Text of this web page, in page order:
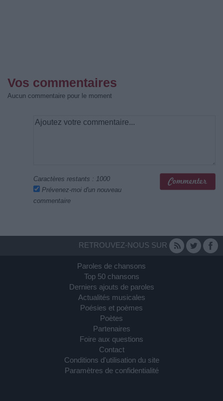
Vos commentaires
Aucun commentaire pour le moment
Caractères restants : 1000
Prévenez-moi d'un nouveau
commentaire
RETROUVEZ-NOUS SUR
Paroles de chansons
Top 50 chansons
Derniers ajouts de paroles
Actualités musicales
Poésies et poèmes
Poètes
Partenaires
Foire aux questions
Contact
Conditions d'utilisation du site
Paramètres de confidentialité